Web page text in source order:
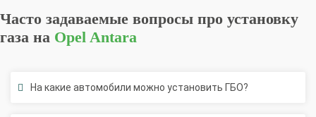
газа наOpel Antara